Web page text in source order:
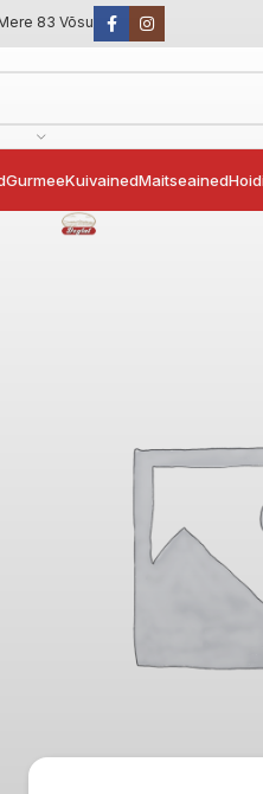
83 Võsu
GurmeeKuivainedMaitseained